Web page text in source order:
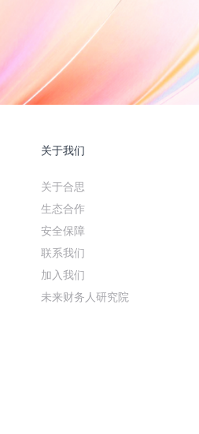
关于我们
关于合思
生态合作
安全保障
联系我们
加入我们
未来财务人研究院